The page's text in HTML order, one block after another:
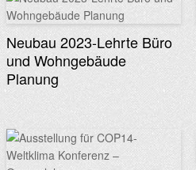
Neubau 2023-Lehrte Büro
und Wohngebäude
Planung